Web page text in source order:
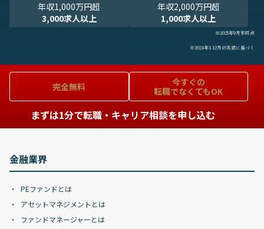
年収1,000万円超
3,000求人以上
年収2,000万円超
1,000求人以上
※2025年9月末時点
※2024年1-12月の実績に基づく
完全無料
今すぐの
転職でなくてもOK
まずは1分で転職・キャリア相談を申し込む
金融業界
PEファンドとは
アセットマネジメントとは
ファンドマネージャーとは